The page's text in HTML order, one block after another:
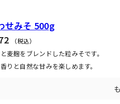
せみそ 500g
（税込）
麦麹をブレンドした粒みそです。
りと自然な甘みを楽しめます。